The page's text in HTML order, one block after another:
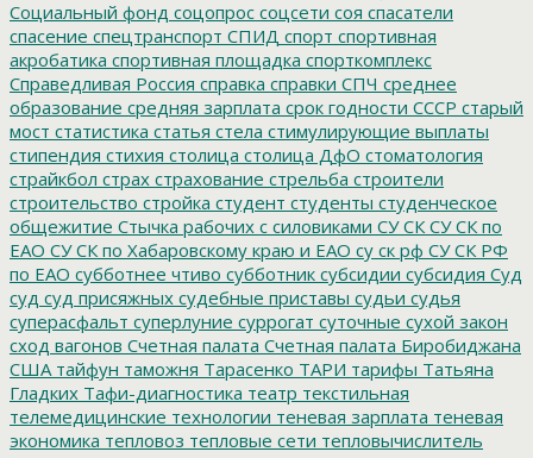
Социальный фонд соцопрос соцсети соя спасатели
спасение спецтранспорт СПИД спорт спортивная
акробатика спортивная площадка спорткомплекс
Справедливая Россия справка справки СПЧ среднее
образование средняя зарплата срок годности СССР старый
мост статистика статья стела стимулирующие выплаты
стипендия стихия столица столица ДфО стоматология
страйкбол страх страхование стрельба строители
строительство стройка студент студенты студенческое
общежитие Стычка рабочих с силовиками СУ СК СУ СК по
ЕАО СУ СК по Хабаровскому краю и ЕАО су ск рф СУ СК РФ
по ЕАО субботнее чтиво субботник субсидии субсидия Суд
суд суд присяжных судебные приставы судьи судья
суперасфальт суперлуние суррогат суточные сухой закон
сход вагонов Счетная палата Счетная палата Биробиджана
США тайфун таможня Тарасенко ТАРИ тарифы Татьяна
Гладких Тафи-диагностика театр текстильная
телемедицинские технологии теневая зарплата теневая
экономика тепловоз тепловые сети тепловычислитель